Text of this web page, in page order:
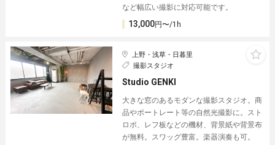
など幅広い撮影に対応可能です。
13,000円〜/1h
上野・浅草・日暮里
撮影スタジオ
Studio GENKI
大きな窓のあるモダンな撮影スタジオ。商
品やポートレート等の自然光撮影に。スト
ロボ、レフ板などの機材、背景紙や背景布
が無料。スワッグ豊富。楽器演奏も可。